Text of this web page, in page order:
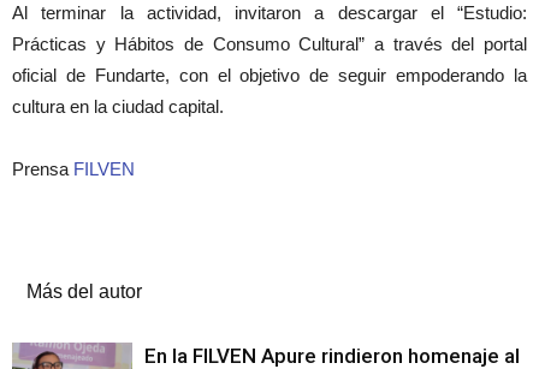
Al terminar la actividad, invitaron a descargar el “Estudio:
Prácticas y Hábitos de Consumo Cultural” a través del portal
oficial de Fundarte, con el objetivo de seguir empoderando la
cultura en la ciudad capital.
Prensa FILVEN
Más del autor
En la FILVEN Apure rindieron homenaje al